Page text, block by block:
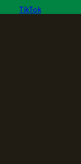
TikTok